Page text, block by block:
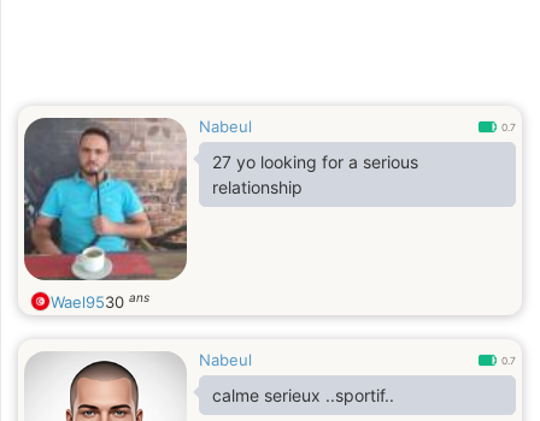
Nabeul 0.7
27 yo looking for a serious
relationship
Wael9530 ans
Nabeul 0.7
calme serieux ..sportif..